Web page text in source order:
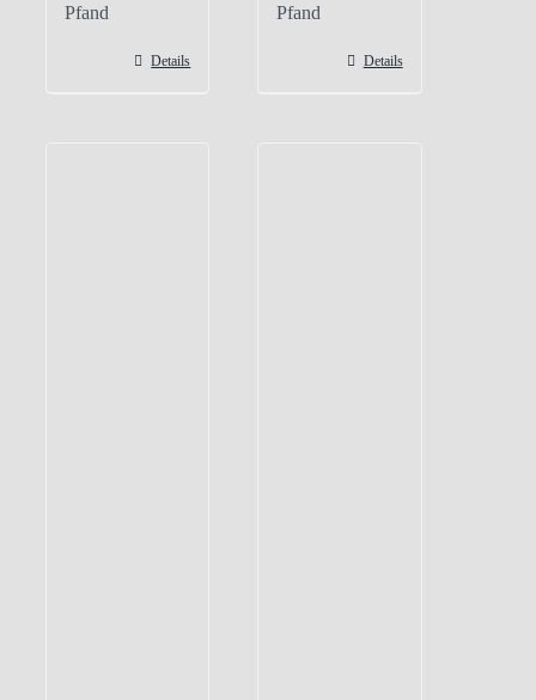
Pfand
Details
Pfand
Details